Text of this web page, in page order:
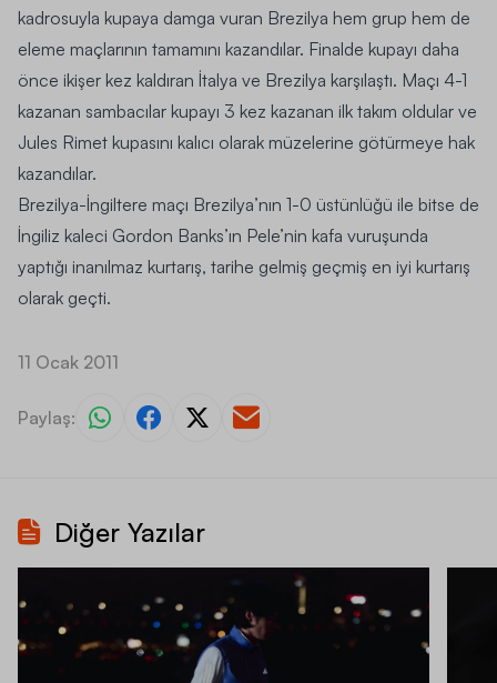
kadrosuyla kupaya damga vuran Brezilya hem grup hem de
eleme maçlarının tamamını kazandılar. Finalde kupayı daha
önce ikişer kez kaldıran İtalya ve Brezilya karşılaştı. Maçı 4-1
kazanan sambacılar kupayı 3 kez kazanan ilk takım oldular ve
Jules Rimet kupasını kalıcı olarak müzelerine götürmeye hak
kazandılar.
Brezilya-İngiltere maçı Brezilya’nın 1-0 üstünlüğü ile bitse de
İngiliz kaleci Gordon Banks’ın Pele’nin kafa vuruşunda
yaptığı inanılmaz kurtarış, tarihe gelmiş geçmiş en iyi kurtarış
olarak geçti.
11 Ocak 2011
Paylaş:
Diğer Yazılar